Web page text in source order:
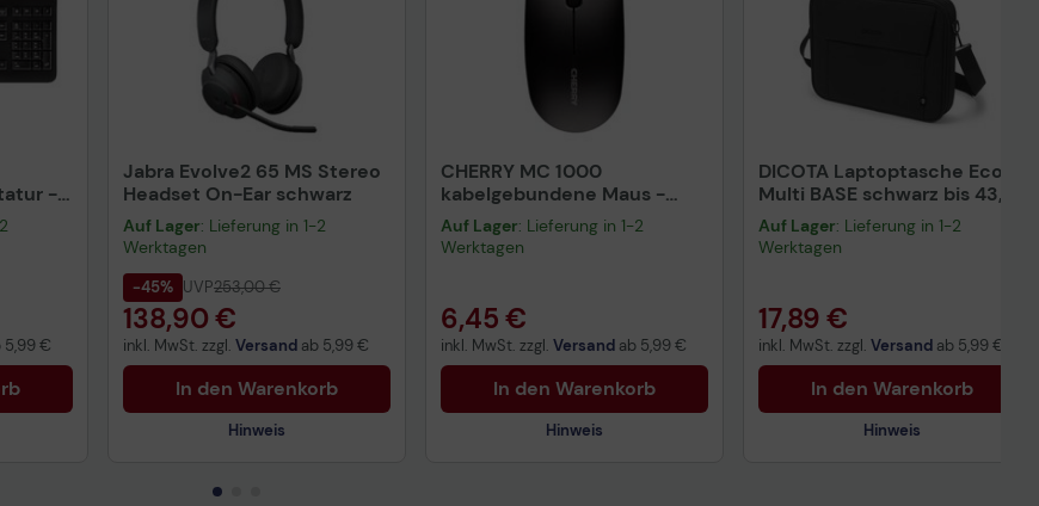
-
5,99 €
Jabra Evolve2 65 MS Stereo
Headset On-Ear schwarz
Auf Lager: Lieferung in 1-2
Werktagen
-45% UVP253,00 €
138,90 €
inkl. MwSt. zzgl. Versand ab 5,99 €
In den Warenkorb
Hinweis
CHERRY MC 1000
kabelgebundene Maus -
schwarz
Auf Lager: Lieferung in 1-2
Werktagen
6,45 €
inkl. MwSt. zzgl. Versand ab 5,99 €
In den Warenkorb
Hinweis
DICOTA Laptoptasche Eco
Multi BASE schwarz bis 43,9
cm (17,3 Zoll)
Auf Lager: Lieferung in 1-2
Werktagen
17,89 €
inkl. MwSt. zzgl. Versand ab 5,99 €
In den Warenkorb
Hinweis